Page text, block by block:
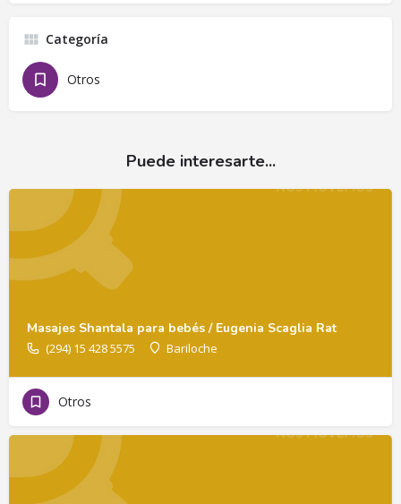
Categoría
Otros
Puede interesarte...
Masajes Shantala para bebés / Eugenia Scaglia Rat
(294) 15 428 5575 Bariloche
Otros